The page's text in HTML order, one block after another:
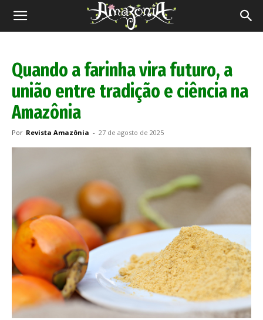
Revista
Quando a farinha vira futuro, a
união entre tradição e ciência na
Amazônia
Por Revista Amazônia - 27 de agosto de 2025